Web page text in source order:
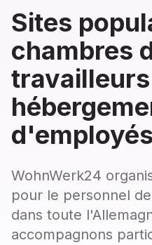
Sites
chambres
d'employés
WohnWerk24
pour le personnel
dans toute
accompagnons